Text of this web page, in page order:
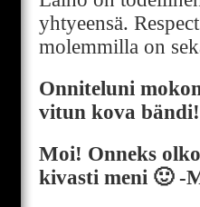
yhtyeensä.
molemmilla on
Onniteluni
vitun kova
Moi! Onneks
kivasti meni 🙂 -